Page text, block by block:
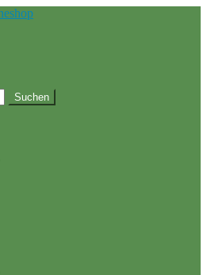
Suchen